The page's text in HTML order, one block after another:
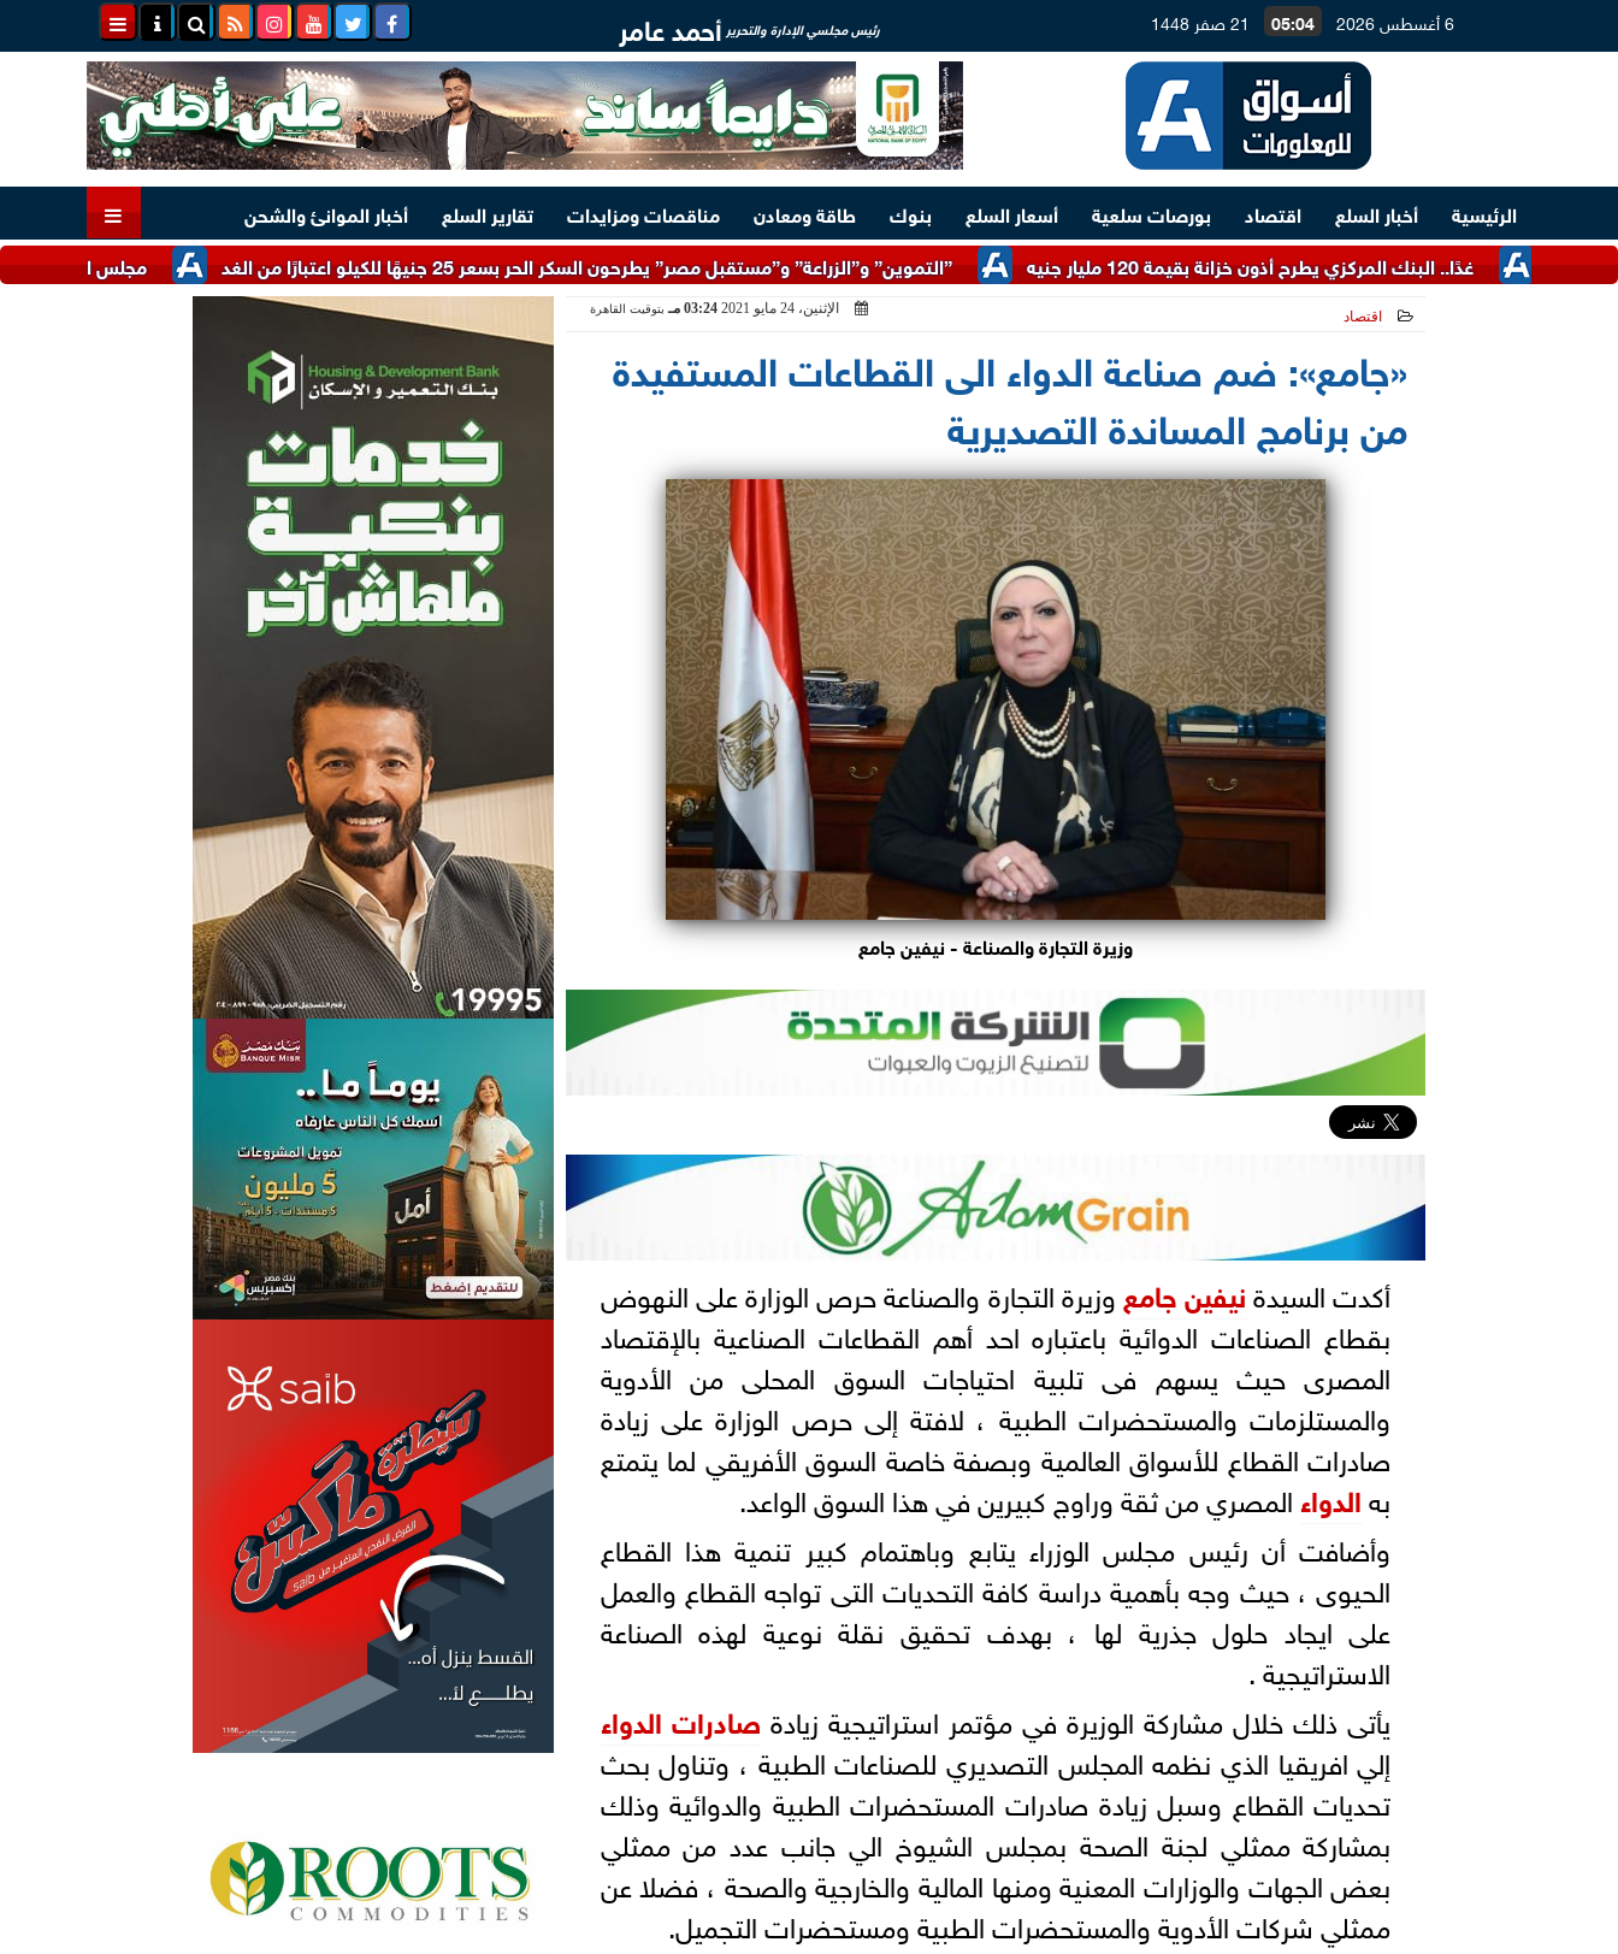
6 أغسطس 2026 05:04 21 صفر 1448 رئيس مجلسي الإدارة والتحرير أحمد عامر
الرئيسية أخبار السلع اقتصاد بورصات سلعية أسعار السلع بنوك طاقة ومعادن مناقصات ومزايدات تقارير السلع
أخبار الموانئ والشحن
مجلس الوزراء يستعرض أبرز
”التموين” و”الزراعة” و”مستقبل مصر” يطرحون السكر الحر بسعر 25 جنيهًا للكيلو اعتبارًا من الغد غدًا.. البنك المركزي يطرح أذون خزانة بقيمة 120 مليار جنيه
اقتصاد الإثنين، 24 مايو 2021 03:24 مـ بتوقيت القاهرة
«جامع»: ضم صناعة الدواء الى القطاعات المستفيدة
من برنامج المساندة التصديرية
وزيرة التجارة والصناعة - نيفين جامع
أكدت السيدةنيفين جامعوزيرة التجارة والصناعة حرص الوزارة على النهوض
بقطاع الصناعات الدوائية باعتباره احد أهم القطاعات الصناعية بالإقتصاد
المصرى حيث يسهم فى تلبية احتياجات السوق المحلى من الأدوية
والمستلزمات والمستحضرات الطبية ، لافتة إلى حرص الوزارة على زيادة
صادرات القطاع للأسواق العالمية وبصفة خاصة السوق الأفريقي لما يتمتع
بهالدواءالمصري من ثقة وراوج كبيرين في هذا السوق الواعد.
وأضافت أن رئيس مجلس الوزراء يتابع وباهتمام كبير تنمية هذا القطاع
الحيوى ، حيث وجه بأهمية دراسة كافة التحديات التى تواجه القطاع والعمل
على ايجاد حلول جذرية لها ، بهدف تحقيق نقلة نوعية لهذه الصناعة
الاستراتيجية .
يأتى ذلك خلال مشاركة الوزيرة في مؤتمر استراتيجية زيادة صادرات الدواء
إلي افريقيا الذي نظمه المجلس التصديري للصناعات الطبية ، وتناول بحث
تحديات القطاع وسبل زيادة صادرات المستحضرات الطبية والدوائية وذلك
بمشاركة ممثلي لجنة الصحة بمجلس الشيوخ الي جانب عدد من ممثلي
بعض الجهات والوزارات المعنية ومنها المالية والخارجية والصحة ، فضلا عن
ممثلي شركات الأدوية والمستحضرات الطبية ومستحضرات التجميل.